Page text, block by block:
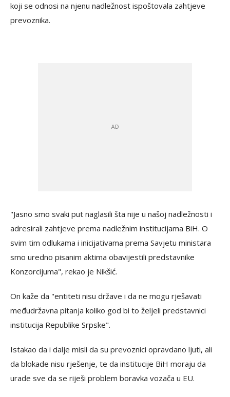
koji se odnosi na njenu nadležnost ispoštovala zahtjeve
prevoznika.
"Jasno smo svaki put naglasili šta nije u našoj nadležnosti i
adresirali zahtjeve prema nadležnim institucijama BiH. O
svim tim odlukama i inicijativama prema Savjetu ministara
smo uredno pisanim aktima obavijestili predstavnike
Konzorcijuma", rekao je Nikšić.
On kaže da "entiteti nisu države i da ne mogu rješavati
međudržavna pitanja koliko god bi to željeli predstavnici
institucija Republike Srpske".
Istakao da i dalje misli da su prevoznici opravdano ljuti, ali
da blokade nisu rješenje, te da institucije BiH moraju da
urade sve da se riješi problem boravka vozača u EU.